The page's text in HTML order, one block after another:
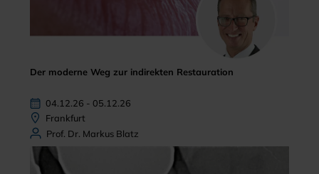
Der moderne Weg zur indirekten Restauration
04.12.26 - 05.12.26
Frankfurt
Prof. Dr. Markus Blatz